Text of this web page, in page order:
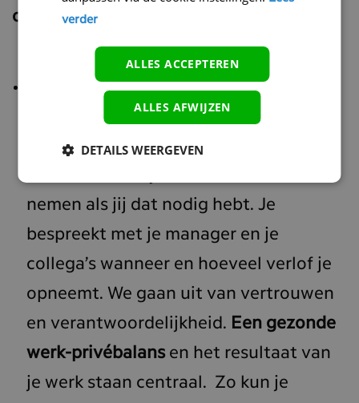
opgesomd:
We zijn trots op onze
vakantieverlofregeling. Geen vaste
vakantiedagen, maar de vrijheid en
nemen als jij dat nodig hebt. Je
bespreekt met je manager en je
collega’s wanneer en hoeveel verlof je
opneemt. We gaan uit van vertrouwen
en verantwoordelijkheid. Een gezonde
werk-privébalansen het resultaat van
je werk staan centraal. Zo kun je
verder
ALLES ACCEPTEREN
ALLES AFWIJZEN
DETAILS WEERGEVEN